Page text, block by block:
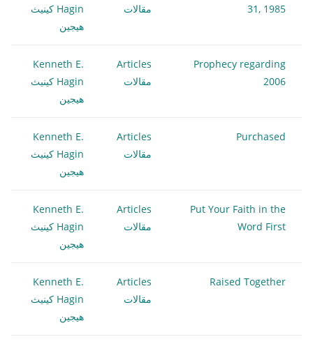
31, 1985
مقالات
Hagin كينيث
هيجين
Prophecy regarding
2006
Articles
مقالات
Kenneth E.
Hagin كينيث
هيجين
Purchased
Articles
مقالات
Kenneth E.
Hagin كينيث
هيجين
Put Your Faith in the
Word First
Articles
مقالات
Kenneth E.
Hagin كينيث
هيجين
Raised Together
Articles
مقالات
Kenneth E.
Hagin كينيث
هيجين